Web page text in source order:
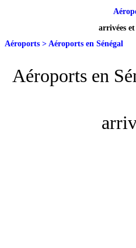
arrivées
Aéroports > Aéroports en Sénégal
Aéroports en